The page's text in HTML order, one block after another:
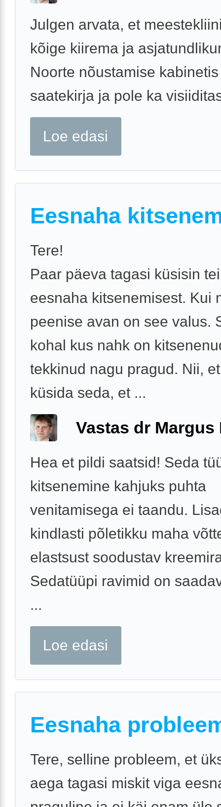
Julgen arvata, et
kõige kiirema ja
Noorte nõustamise
saatekirja ja pole ka
Loe edasi
Eesnaha
Tere!
Paar päeva tagasi küsisin
eesnaha kitsenemisest. Kui
peenise avan on see valus.
kohal kus nahk on
tekkinud nagu pragud. Nii,
küsida seda, et ...
Vastas dr Margus
Hea et pildi saatsid! Seda
kitsenemine kahjuks puhta
venitamisega ei taandu.
kindlasti põletikku maha
elastsust soodustav
Sedatüüpi ravimid on
...
Loe edasi
Eesnaha
Tere, selline probleem, et
aega tagasi miskit viga